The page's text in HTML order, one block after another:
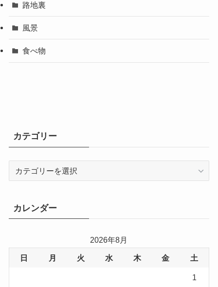
路地裏
風景
食べ物
カテゴリー
ー
カレンダー
2026年8月
日 月 火 水 木 金 土
1